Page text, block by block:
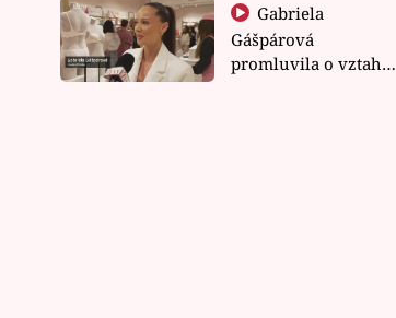
Gabriela
Gášpárová
promluvila o vztahu